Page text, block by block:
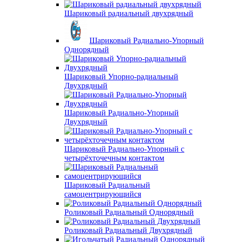
Шариковый радиальный двухрядный
Шариковый Радиально-Упорный
Однорядный
Шариковый Упорно-радиальный
Двухрядный
Шариковый Радиально-Упорный
Двухрядный
Шариковый Радиально-Упорный с
четырёхточечным контактом
Шариковый Радиальный
самоцентрирующийся
Роликовый Радиальный Однорядный
Роликовый Радиальный Двухрядный